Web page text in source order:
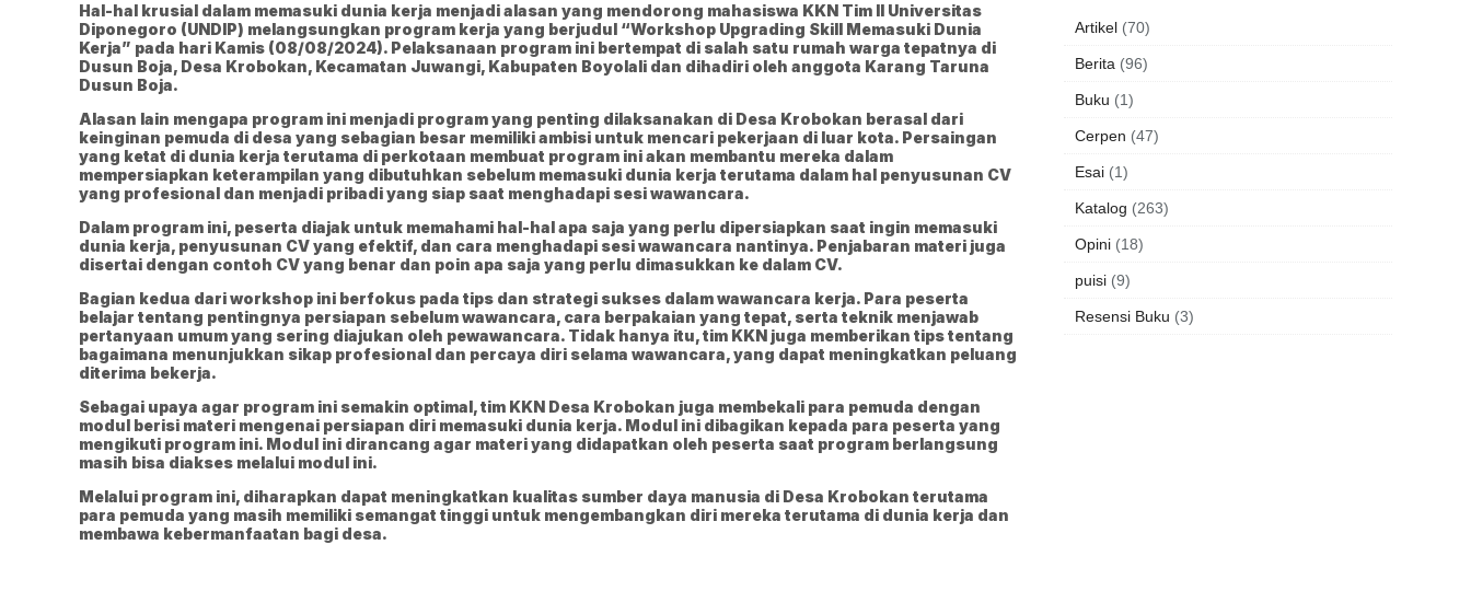
Hal-hal krusial dalam memasuki dunia kerja menjadi alasan yang mendorong mahasiswa KKN Tim II Universitas
Diponegoro (UNDIP) melangsungkan program kerja yang berjudul “Workshop Upgrading Skill Memasuki Dunia
Kerja” pada hari Kamis (08/08/2024). Pelaksanaan program ini bertempat di salah satu rumah warga tepatnya di
Dusun Boja, Desa Krobokan, Kecamatan Juwangi, Kabupaten Boyolali dan dihadiri oleh anggota Karang Taruna
Dusun Boja.
Alasan lain mengapa program ini menjadi program yang penting dilaksanakan di Desa Krobokan berasal dari
keinginan pemuda di desa yang sebagian besar memiliki ambisi untuk mencari pekerjaan di luar kota. Persaingan
yang ketat di dunia kerja terutama di perkotaan membuat program ini akan membantu mereka dalam
mempersiapkan keterampilan yang dibutuhkan sebelum memasuki dunia kerja terutama dalam hal penyusunan CV
yang profesional dan menjadi pribadi yang siap saat menghadapi sesi wawancara.
Dalam program ini, peserta diajak untuk memahami hal-hal apa saja yang perlu dipersiapkan saat ingin memasuki
dunia kerja, penyusunan CV yang efektif, dan cara menghadapi sesi wawancara nantinya. Penjabaran materi juga
disertai dengan contoh CV yang benar dan poin apa saja yang perlu dimasukkan ke dalam CV.
Bagian kedua dari workshop ini berfokus pada tips dan strategi sukses dalam wawancara kerja. Para peserta
belajar tentang pentingnya persiapan sebelum wawancara, cara berpakaian yang tepat, serta teknik menjawab
pertanyaan umum yang sering diajukan oleh pewawancara. Tidak hanya itu, tim KKN juga memberikan tips tentang
bagaimana menunjukkan sikap profesional dan percaya diri selama wawancara, yang dapat meningkatkan peluang
diterima bekerja.
Sebagai upaya agar program ini semakin optimal, tim KKN Desa Krobokan juga membekali para pemuda dengan
modul berisi materi mengenai persiapan diri memasuki dunia kerja. Modul ini dibagikan kepada para peserta yang
mengikuti program ini. Modul ini dirancang agar materi yang didapatkan oleh peserta saat program berlangsung
masih bisa diakses melalui modul ini.
Melalui program ini, diharapkan dapat meningkatkan kualitas sumber daya manusia di Desa Krobokan terutama
para pemuda yang masih memiliki semangat tinggi untuk mengembangkan diri mereka terutama di dunia kerja dan
membawa kebermanfaatan bagi desa.
Artikel (70)
Berita (96)
Buku (1)
Cerpen (47)
Esai (1)
Katalog (263)
Opini (18)
puisi (9)
Resensi Buku (3)